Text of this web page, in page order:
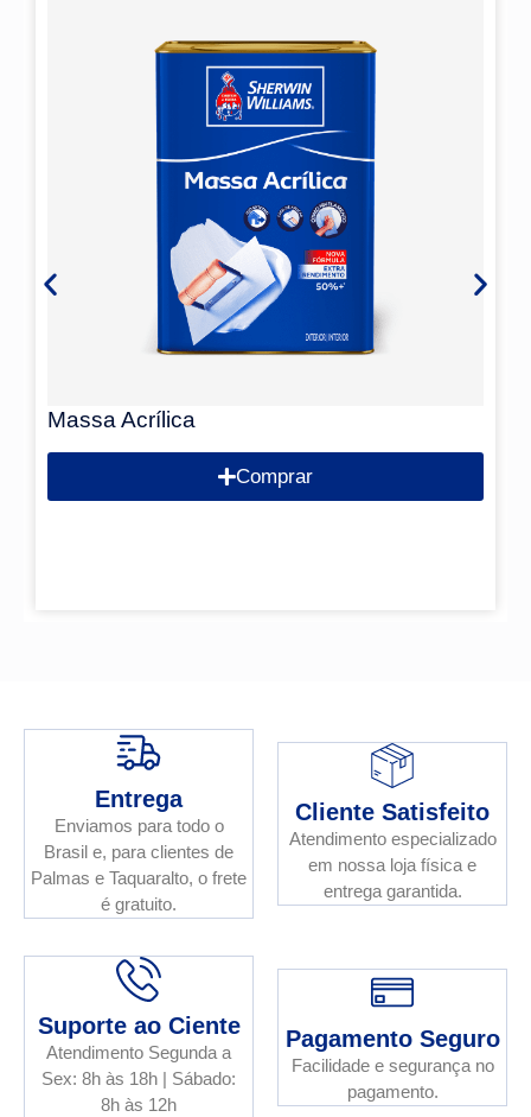
Massa Acrílica
Comprar
Entrega
Enviamos para todo o
Brasil e, para clientes de
Palmas e Taquaralto, o frete
é gratuito.
Cliente Satisfeito
Atendimento especializado
em nossa loja física e
entrega garantida.
Suporte ao Ciente
Atendimento Segunda a
Sex: 8h às 18h | Sábado:
8h às 12h
Pagamento Seguro
Facilidade e segurança no
pagamento.